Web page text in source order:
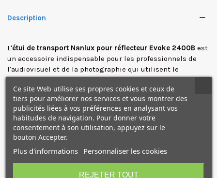
Description
L'étui de transport Nanlux pour réflecteur Evoke 2400B est
un accessoire indispensable pour les professionnels de
l'audiovisuel et de la photographie qui utilisent le
projecteur haut de gamme Evoke 2400B.
Conçu avec des matériaux de haute qualité, cet étui offre
uneprotection maximalecontre les chocs, les rayures et
les intempéries. Sonintérieur rembourréet son
compartiment spécifique maintient le réflecteur en place
pendant le transport, évitant ainsi tout dommage
potentiel.
Ce étui souple n'est pas seulement protecteur, il est aussi
Ce site Web utilise ses propres cookies et ceux de
tiers pour améliorer nos services et vous montrer des
publicités liées à vos préférences en analysant vos
habitudes de navigation. Pour donner votre
consentement à son utilisation, appuyez sur le
bouton Accepter.
Plus d'informations Personnaliser les cookies
REJETER TOUT
10€ OFFERTS sur votre
premier achat !